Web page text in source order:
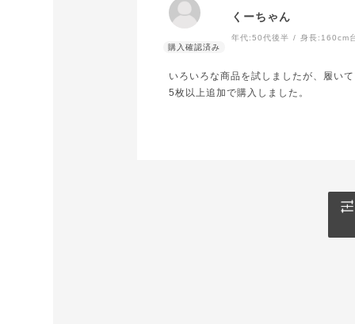
くーちゃん
年代:50代後半 身長: 160cm
いろいろな商品を試しましたが、履い
5枚以上追加で購入しました。